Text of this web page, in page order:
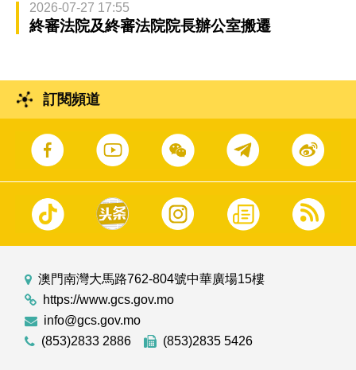
2026-07-27 17:55
終審法院及終審法院院長辦公室搬遷
訂閱頻道
澳門南灣大馬路762-804號中華廣場15樓
https://www.gcs.gov.mo
info@gcs.gov.mo
(853)2833 2886
(853)2835 5426